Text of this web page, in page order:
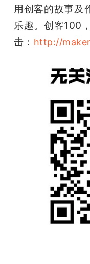
用创客的故事及
乐趣。创客100
击： http://